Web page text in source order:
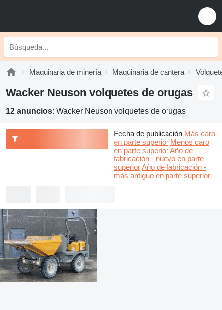
Maquinaria de minería Maquinaria de cantera
Wacker Neuson volquetes de orugas
12 anuncios: Wacker Neuson volquetes de orugas
Fecha de publicación Más caro
en parte superior Menos caro
en parte superiorAño de
fabricación - nuevo en parte
superiorAño de fabricación -
más antiguo en parte superior